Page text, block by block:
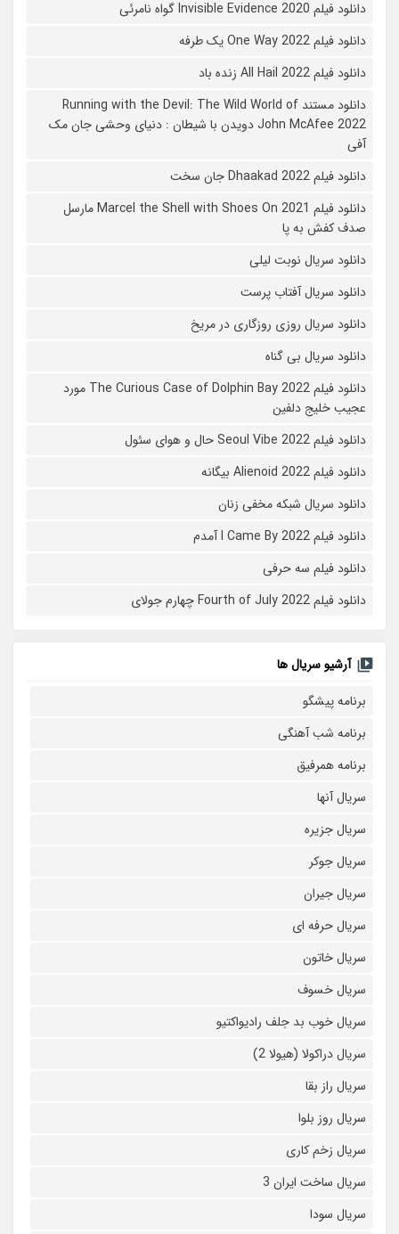
دانلود فیلم 2020 Invisible Evidence گواه نامرئی
دانلود فیلم One Way 2022 یک طرفه
دانلود فیلم All Hail 2022 زنده باد
دانلود مستند Running with the Devil: The Wild World of
John McAfee 2022 دویدن با شیطان : دنیای وحشی جان مک
آفی
دانلود فیلم Dhaakad 2022 جان سخت
دانلود فیلم Marcel the Shell with Shoes On 2021 مارسل
صدف کفش به پا
دانلود سریال نوبت لیلی
دانلود سریال آفتاب پرست
دانلود سریال روزی روزگاری در مریخ
دانلود سریال بی گناه
دانلود فیلم The Curious Case of Dolphin Bay 2022 مورد
عجیب خلیج دلفین
دانلود فیلم Seoul Vibe 2022 حال و هوای سئول
دانلود فیلم Alienoid 2022 بیگانه
دانلود سریال شبکه مخفی زنان
دانلود فیلم I Came By 2022 آمدم
دانلود فیلم سه حرفی
دانلود فیلم Fourth of July 2022 چهارم جولای
آرشیو سریال ها
برنامه پیشگو
برنامه شب آهنگی
برنامه همرفیق
سریال آنها
سریال جزیره
سریال جوکر
سریال جیران
سریال حرفه ای
سریال خاتون
سریال خسوف
سریال خوب بد جلف رادیواکتیو
سریال دراکولا (هیولا 2)
سریال راز بقا
سریال روز بلوا
سریال زخم کاری
سریال ساخت ایران 3
سریال سودا